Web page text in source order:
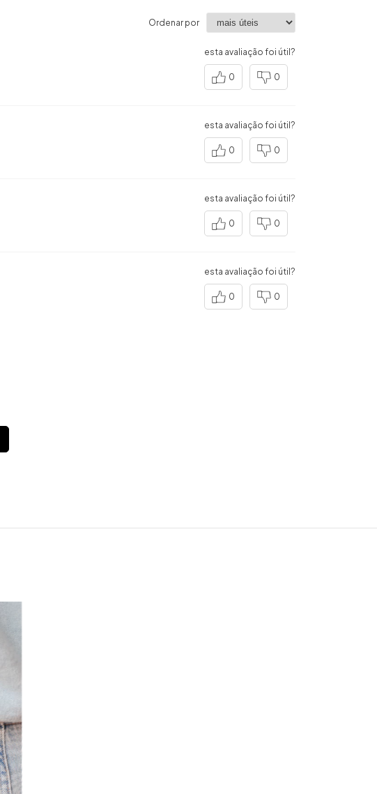
Ordenar por
esta avaliação foi útil?
0 0
esta avaliação foi útil?
0 0
esta avaliação foi útil?
0 0
esta avaliação foi útil?
0 0